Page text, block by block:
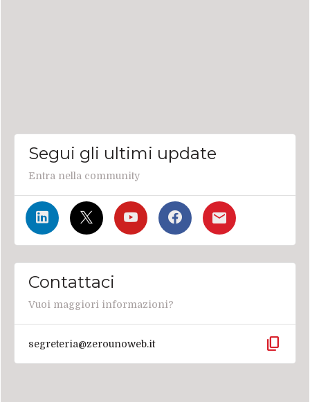
Segui gli ultimi update
Entra nella community
Contattaci
Vuoi maggiori informazioni?
segreteria@zerounoweb.it content_copy